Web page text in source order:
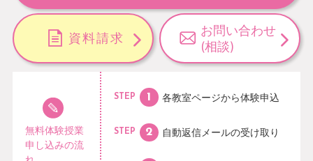
資料請求
お問い合わせ
(相談)
無料体験授業
申し込みの流
STEP 各教室ページから体験申込
STEP 自動返信メールの受け取り